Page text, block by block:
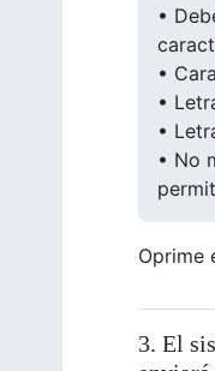
•
•
•
•
• No
Oprime
3. El